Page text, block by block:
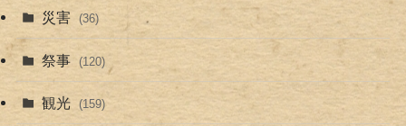
災害 (36)
祭事 (120)
観光 (159)